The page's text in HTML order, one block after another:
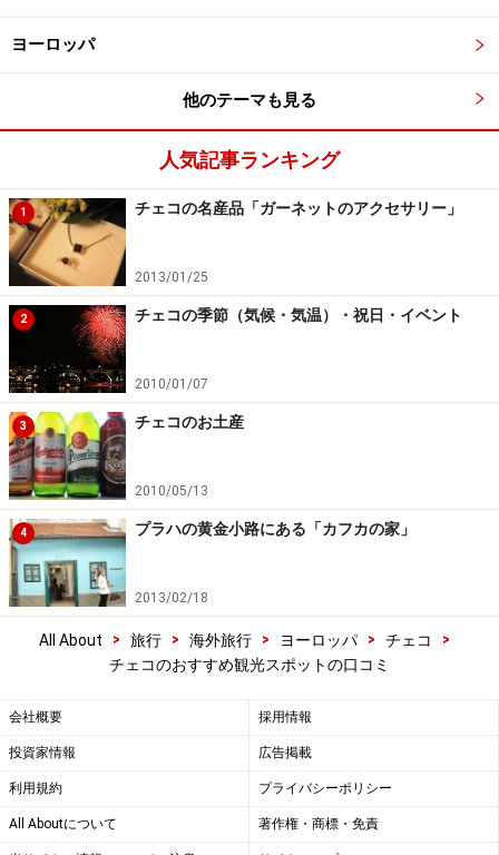
ヨーロッパ
他のテーマも見る
人気記事ランキング
1 チェコの名産品「ガーネットのアクセサリー」
2013/01/25
2 チェコの季節（気候・気温）・祝日・イベント
2010/01/07
3 チェコのお土産
2010/05/13
4 プラハの黄金小路にある「カフカの家」
2013/02/18
All About > 旅行 > 海外旅行 > ヨーロッパ > チェコ
>
チェコのおすすめ観光スポットの口コミ
会社概要 採用情報
投資家情報 広告掲載
利用規約 プライバシーポリシー
All Aboutについて 著作権・商標・免責